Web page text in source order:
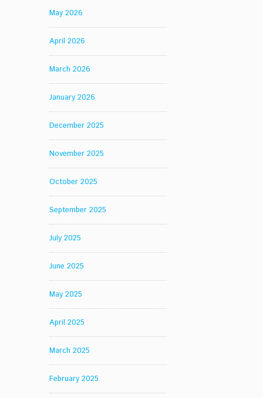
May 2026
April 2026
March 2026
January 2026
December 2025
November 2025
October 2025
September 2025
July 2025
June 2025
May 2025
April 2025
March 2025
February 2025